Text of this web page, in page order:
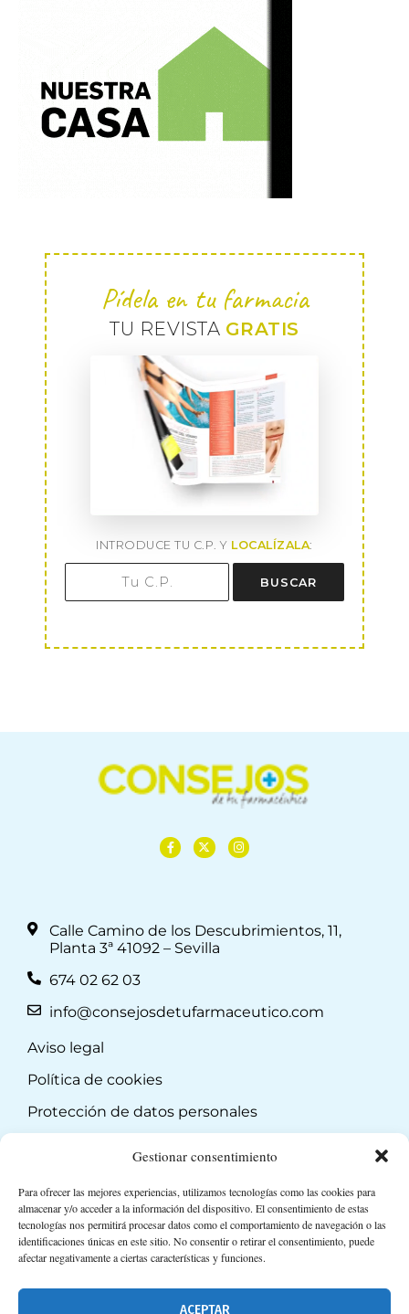
Gestionar consentimiento
Para ofrecer las mejores experiencias, utilizamos tecnologías como las cookies para
almacenar y/o acceder a la información del dispositivo. El consentimiento de estas
tecnologías nos permitirá procesar datos como el comportamiento de navegación o las
identificaciones únicas en este sitio. No consentir o retirar el consentimiento, puede
afectar negativamente a ciertas características y funciones.
ACEPTAR
Pídela en tu farmacia
TU REVISTA GRATIS
INTRODUCE TU C.P. Y LOCALÍZALA:
BUSCAR
Calle Camino de los Descubrimientos, 11,
Planta 3ª 41092 – Sevilla
674 02 62 03
info@consejosdetufarmaceutico.com
Aviso legal
Política de cookies
Protección de datos personales